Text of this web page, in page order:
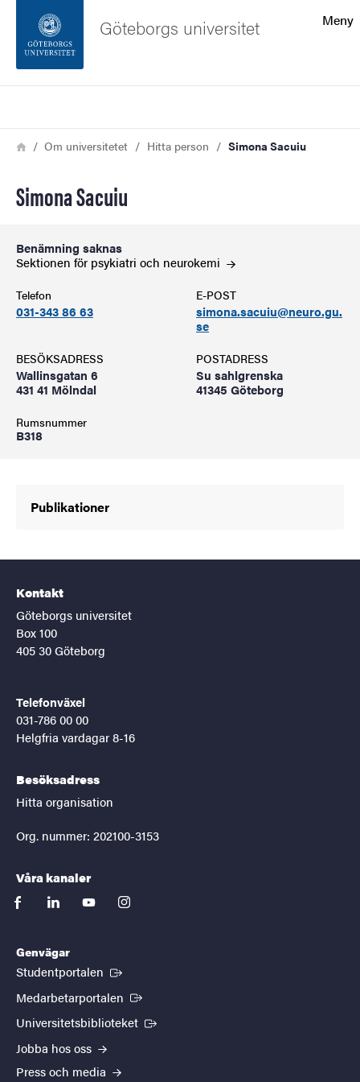
Sidfoten
Meny
Göteborgs universitet
Länkstig
HemOm universitetet Hitta person Simona Sacuiu
Simona Sacuiu
Benämning saknas
Sektionen för psykiatri och neurokemi
Telefon
031-343 86 63
E-POST
simona.sacuiu@neuro.gu.
se
BESÖKSADRESS
Wallinsgatan 6
431 41 Mölndal
Rumsnummer
B318
POSTADRESS
Su sahlgrenska
41345 Göteborg
Publikationer
Kontakt
Göteborgs universitet
Box 100
405 30 Göteborg
Telefonväxel
031-786 00 00
Helgfria vardagar 8-16
Besöksadress
Hitta organisation
Org. nummer: 202100-3153
Våra kanaler
facebooklinkedinyoutubeinstagram
Genvägar
Studentportalen (Extern länk)
Medarbetarportalen (Extern länk)
Universitetsbiblioteket (Extern länk)
Jobba hos oss
Press och media